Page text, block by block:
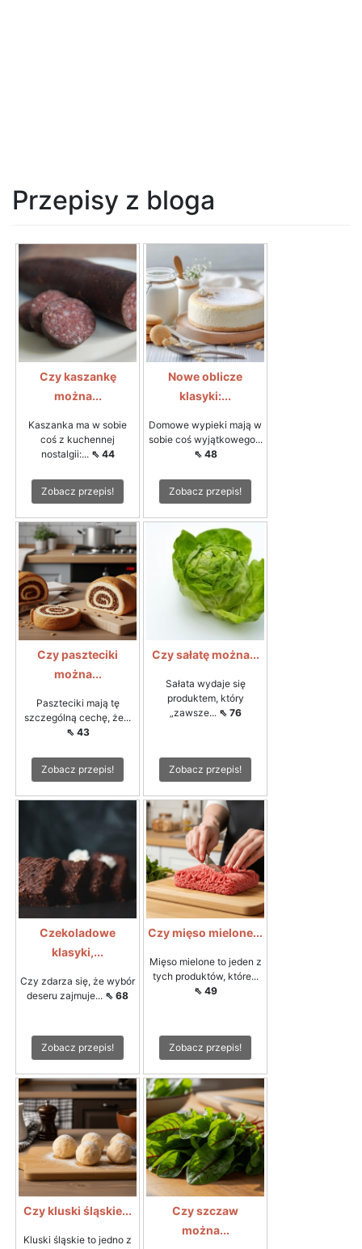
Przepisy z bloga
Czy kaszankę
można...
Kaszanka ma w sobie
coś z kuchennej
nostalgii:... ⇖ 44
Zobacz przepis!
Nowe oblicze
klasyki:...
Domowe wypieki mają w
sobie coś wyjątkowego...
⇖ 48
Zobacz przepis!
Czy paszteciki
można...
Paszteciki mają tę
szczególną cechę, że...
⇖ 43
Zobacz przepis!
Czy sałatę można...
Sałata wydaje się
produktem, który
„zawsze... ⇖ 76
Zobacz przepis!
Czekoladowe
klasyki,...
Czy zdarza się, że wybór
deseru zajmuje... ⇖ 68
Zobacz przepis!
Czy mięso mielone...
Mięso mielone to jeden z
tych produktów, które...
⇖ 49
Zobacz przepis!
Czy kluski śląskie...
Kluski śląskie to jedno z
Czy szczaw
można...